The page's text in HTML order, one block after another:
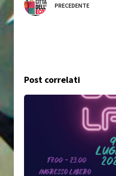
PRECEDENTE
Post correlati